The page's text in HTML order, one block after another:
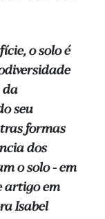
o solo é
da
seu
formas
dos
o solo - em
artigo em
Isabel